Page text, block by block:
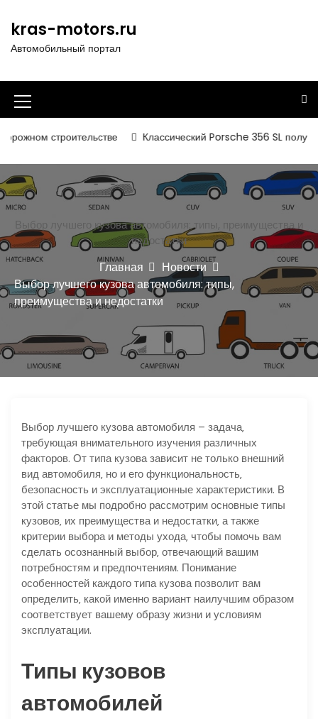
т
к
д
е
р
ж
м
у
kras-motors.ru
Автомобильный портал
И
к
о
н
к
а
м
е
н
Классический Porsche 356 SL получил вторую
Выбор лучшего кузова автомобиля: типы, преимущества и
недостатки
Главная
Новости
Выбор лучшего кузова автомобиля: типы,
преимущества и недостатки
Выбор лучшего кузова автомобиля – задача‚
требующая внимательного изучения различных
факторов. От типа кузова зависит не только внешний
вид автомобиля‚ но и его функциональность‚
безопасность и эксплуатационные характеристики. В
этой статье мы подробно рассмотрим основные типы
кузовов‚ их преимущества и недостатки‚ а также
критерии выбора и методы ухода‚ чтобы помочь вам
сделать осознанный выбор‚ отвечающий вашим
потребностям и предпочтениям. Понимание
особенностей каждого типа кузова позволит вам
определить‚ какой именно вариант наилучшим образом
соответствует вашему образу жизни и условиям
эксплуатации.
Типы кузовов
автомобилей